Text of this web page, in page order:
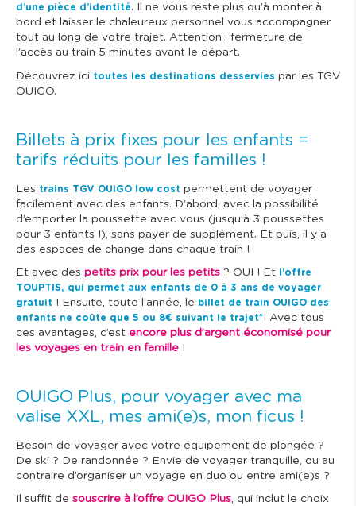
d’une pièce d’identité. Il ne vous reste plus qu’à monter à
bord et laisser le chaleureux personnel vous accompagner
tout au long de votre trajet. Attention : fermeture de
l’accès au train 5 minutes avant le départ.
Découvrez ici toutes les destinations desservies par les TGV
OUIGO.
Billets à prix fixes pour les enfants =
tarifs réduits pour les familles !
Les trains TGV OUIGO low cost permettent de voyager
facilement avec des enfants. D’abord, avec la possibilité
d’emporter la poussette avec vous (jusqu’à 3 poussettes
pour 3 enfants !), sans payer de supplément. Et puis, il y a
des espaces de change dans chaque train !
Et avec des petits prix pour les petits ? OUI ! Et l’offre
TOUPTIS, qui permet aux enfants de 0 à 3 ans de voyager
gratuit ! Ensuite, toute l’année, le billet de train OUIGO des
enfants ne coûte que 5 ou 8€ suivant le trajet*! Avec tous
ces avantages, c’est encore plus d’argent économisé pour
les voyages en train en famille !
OUIGO Plus, pour voyager avec ma
valise XXL, mes ami(e)s, mon ficus !
Besoin de voyager avec votre équipement de plongée ?
De ski ? De randonnée ? Envie de voyager tranquille, ou au
contraire d’organiser un voyage en duo ou entre ami(e)s ?
Il suffit de souscrire à l’offre OUIGO Plus, qui inclut le choix